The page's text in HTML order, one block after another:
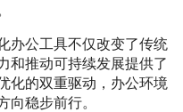
办公工具不仅改变了传统
和推动可持续发展提供了
化的双重驱动，办公环境
向稳步前行。